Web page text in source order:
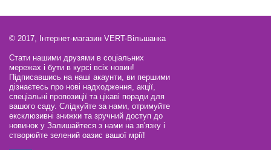
© 2017, Інтернет-магазин VERT-Вільшанка
Стати нашими друзями в соціальних
мережах і бути в курсі всіх новин!
Підписавшись на наші акаунти, ви першими
дізнаєтесь про нові надходження, акції,
спеціальні пропозиції та цікаві поради для
вашого саду. Слідкуйте за нами, отримуйте
ексклюзивні знижки та зручний доступ до
новинок у Залишайтеся з нами на зв'язку і
створюйте зелений оазис вашої мрії!